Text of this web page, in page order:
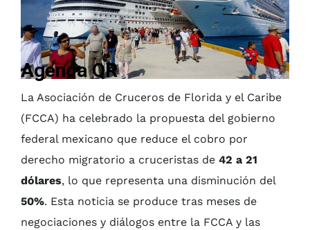
Agenda QR
La Asociación de Cruceros de Florida y el Caribe
(FCCA) ha celebrado la propuesta del gobierno
federal mexicano que reduce el cobro por
derecho migratorio a cruceristas de 42 a 21
dólares, lo que representa una disminución del
50%. Esta noticia se produce tras meses de
negociaciones y diálogos entre la FCCA y las